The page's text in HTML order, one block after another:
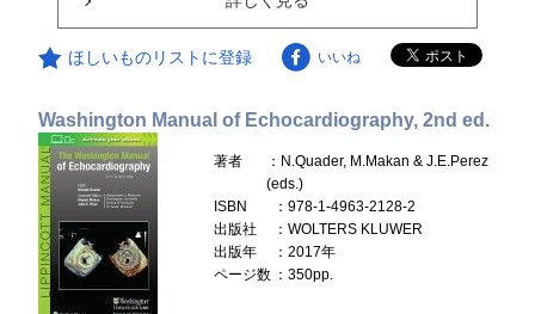
ほしいものリストに登録 いいね
Washington Manual of Echocardiography, 2nd ed.
著者
：N.Quader, M.Makan & J.E.Perez
(eds.)
ISBN
：978-1-4963-2128-2
出版社
：WOLTERS KLUWER
出版年
：2017年
ページ数 ：350pp.